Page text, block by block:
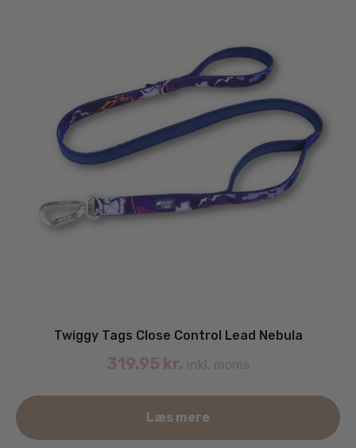
Twiggy Tags Close Control Lead Nebula
319.95 kr. inkl. moms
Læs mere